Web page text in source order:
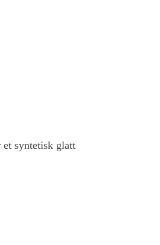
et syntetisk glatt